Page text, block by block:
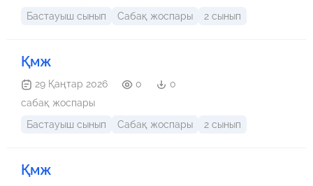
Бастауыш сынып
Сабақ жоспары 2 сынып
Қмж
29 Қаңтар 2026 0
0
сабақ жоспары
Бастауыш сынып
Сабақ жоспары 2 сынып
Қмж